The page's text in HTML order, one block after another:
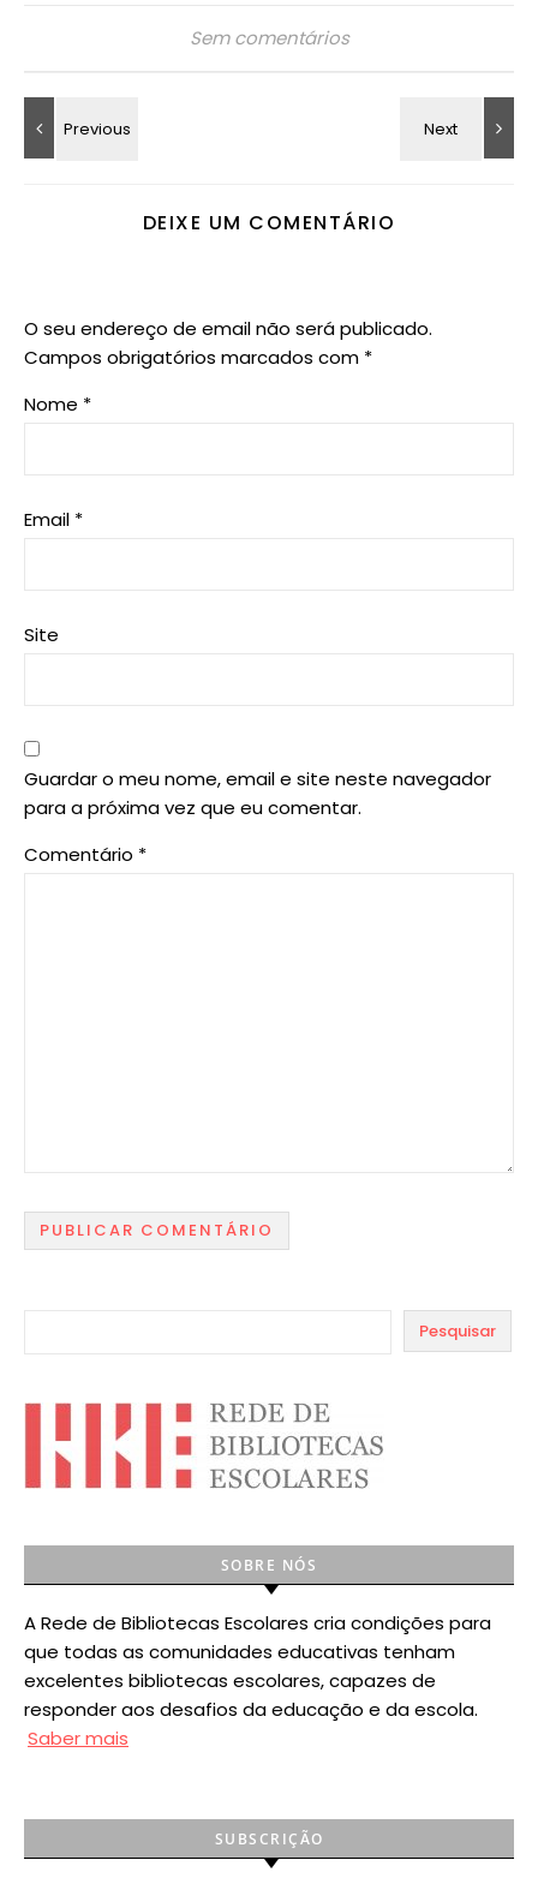
Sem comentários
DEIXE UM COMENTÁRIO
O seu endereço de email não será publicado.
Campos obrigatórios marcados com *
Nome *
Email *
Site
Guardar o meu nome, email e site neste navegador
para a próxima vez que eu comentar.
Comentário *
Pesquisar
SOBRE NÓS
A Rede de Bibliotecas Escolares cria condições para
que todas as comunidades educativas tenham
excelentes bibliotecas escolares, capazes de
responder aos desafios da educação e da escola.
Saber mais
SUBSCRIÇÃO